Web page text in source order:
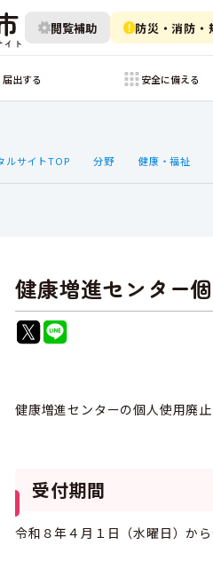
閲覧補助 防災・消防・
出する 安全に備える
ルサイトTOP 分野 健康・福祉
健康増進センター
健康増進センターの個人使用廃
受付期間
令和８年４月１日（水曜日）か